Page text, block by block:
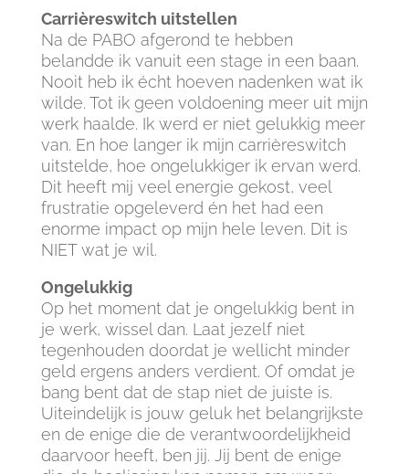
Carrièreswitch uitstellen
Na de PABO afgerond te hebben
belandde ik vanuit een stage in een baan.
Nooit heb ik écht hoeven nadenken wat ik
wilde. Tot ik geen voldoening meer uit mijn
werk haalde. Ik werd er niet gelukkig meer
van. En hoe langer ik mijn carrièreswitch
uitstelde, hoe ongelukkiger ik ervan werd.
Dit heeft mij veel energie gekost, veel
frustratie opgeleverd én het had een
enorme impact op mijn hele leven. Dit is
NIET wat je wil.
Ongelukkig
Op het moment dat je ongelukkig bent in
je werk, wissel dan. Laat jezelf niet
tegenhouden doordat je wellicht minder
geld ergens anders verdient. Of omdat je
bang bent dat de stap niet de juiste is.
Uiteindelijk is jouw geluk het belangrijkste
en de enige die de verantwoordelijkheid
daarvoor heeft, ben jij. Jij bent de enige